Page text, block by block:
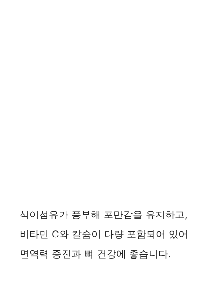
식이섬유가 풍부해 포만감을 유지하고,
비타민 C와 칼슘이 다량 포함되어 있어
면역력 증진과 뼈 건강에 좋습니다.